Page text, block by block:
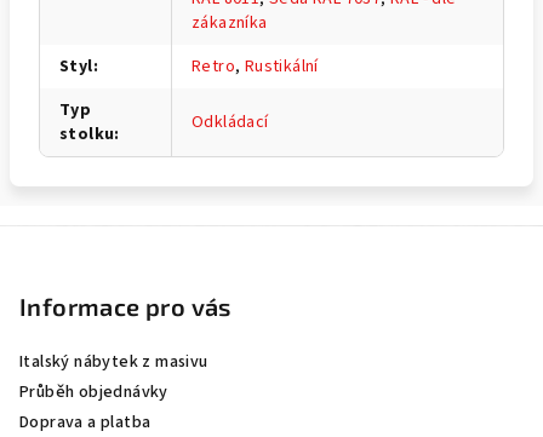
zákazníka
Styl: Retro, Rustikální
Typ
stolku: Odkládací
Informace pro vás
Italský nábytek z masivu
Průběh objednávky
Doprava a platba